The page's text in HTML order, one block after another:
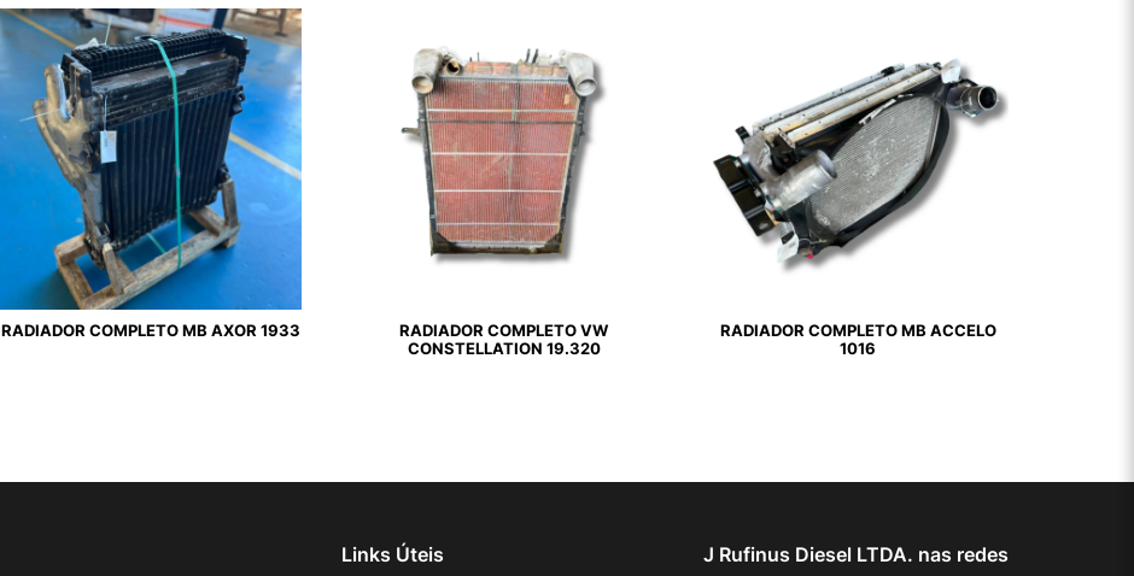
RADIADOR COMPLETO MB AXOR 1933
RADIADOR COMPLETO VW
CONSTELLATION 19.320
RADIADOR COMPLETO MB ACCELO
1016
Links Úteis J Rufinus Diesel LTDA. nas redes